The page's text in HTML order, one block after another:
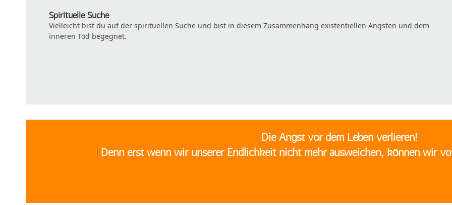
Spirituelle Suche
Vielleicht bist du auf der spirituellen Suche und bist in diesem Zusammenhang existentiellen Ängsten und dem
inneren Tod begegnet.
Die Angst vor dem Leben verlieren!
Denn erst wenn wir unserer Endlichkeit nicht mehr ausweichen, können wir